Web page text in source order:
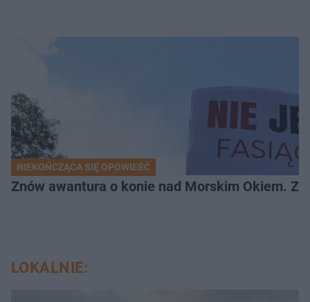
NIEKOŃCZĄCA SIĘ OPOWIEŚĆ
Znów awantura o konie nad Morskim Okiem.
LOKALNIE: